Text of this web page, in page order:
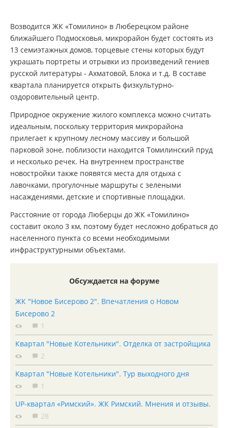
Возводится ЖК «Томилино» в Люберецком районе
ближайшего Подмосковья, микрорайон будет состоять из
13 семиэтажных домов, торцевые стены которых будут
украшать портреты и отрывки из произведений гениев
русской литературы - Ахматовой, Блока и т.д. В составе
квартала планируется открыть физкультурно-
оздоровительный центр.
Природное окружение жилого комплекса можно считать
идеальным, поскольку территория микрорайона
прилегает к крупному лесному массиву и большой
парковой зоне, поблизости находится Томилинский пруд
и несколько речек. На внутреннем пространстве
новостройки также появятся места для отдыха с
лавочками, прогулочные маршруты с зелеными
насаждениями, детские и спортивные площадки.
Расстояние от города Люберцы до ЖК «Томилино»
составит около 3 км, поэтому будет несложно добраться до
населенного пункта со всеми необходимыми
инфраструктурными объектами.
Обсуждается на форуме
ЖК "Новое Бисерово 2". Впечатления о Новом
Бисерово 2
1
Квартал "Новые Котельники". Отделка от застройщика
2
Квартал "Новые Котельники". Тур выходного дня
1
UP-квартал «Римский». ЖК Римский. Мнения и отзывы.
28